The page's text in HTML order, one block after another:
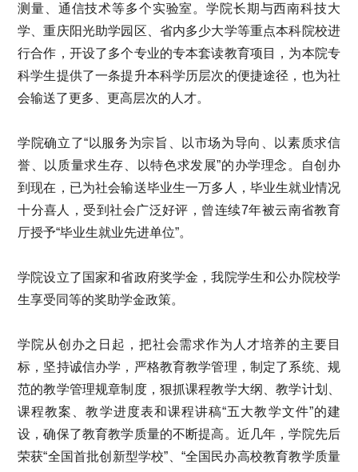
测量、通信技术等多个实验室。学院长期与西南科技大
学、重庆阳光助学园区、省内多少大学等重点本科院校进
行合作，开设了多个专业的专本套读教育项目，为本院专
科学生提供了一条提升本科学历层次的便捷途径，也为社
会输送了更多、更高层次的人才。
学院确立了“以服务为宗旨、以市场为导向、以素质求信
誉、以质量求生存、以特色求发展”的办学理念。自创办
到现在，已为社会输送毕业生一万多人，毕业生就业情况
十分喜人，受到社会广泛好评，曾连续7年被云南省教育
厅授予“毕业生就业先进单位”。
学院设立了国家和省政府奖学金，我院学生和公办院校学
生享受同等的奖助学金政策。
学院从创办之日起，把社会需求作为人才培养的主要目
标，坚持诚信办学，严格教育教学管理，制定了系统、规
范的教学管理规章制度，狠抓课程教学大纲、教学计划、
课程教案、教学进度表和课程讲稿“五大教学文件”的建
设，确保了教育教学质量的不断提高。近几年，学院先后
荣获“全国首批创新型学校”、“全国民办高校教育教学质量